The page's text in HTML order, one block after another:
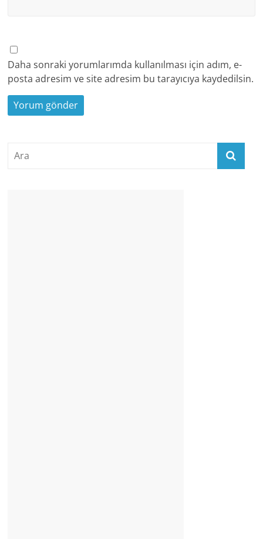
Daha sonraki yorumlarımda kullanılması için adım, e-
posta adresim ve site adresim bu tarayıcıya kaydedilsin.